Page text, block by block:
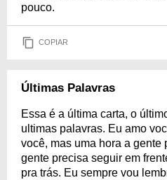
pouco.
COPIAR
Últimas Palavras
Essa é a última carta, o
ultimas palavras. Eu amo
você, mas uma hora a gente
gente precisa seguir em
pra trás. Eu sempre vou